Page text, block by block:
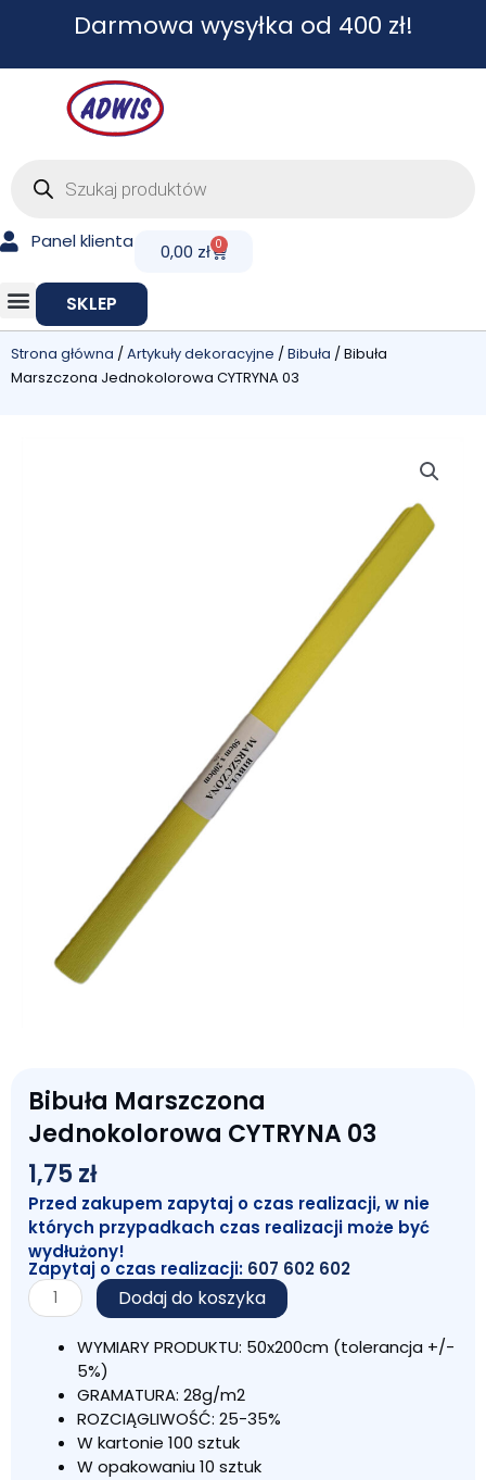
Darmowa wysyłka od 400 zł!
Panel klienta 0,00 zł 0
Cart
SKLEP
Strona główna /Artykuły dekoracyjne /Bibuła / Bibuła
Marszczona Jednokolorowa CYTRYNA 03
Bibuła Marszczona
Jednokolorowa CYTRYNA 03
1,75 zł
Przed zakupem zapytaj o czas realizacji, w nie
których przypadkach czas realizacji może być
wydłużony!
Zapytaj o czas realizacji: 607 602 602
ilość
Bibuła
Marszczona
Jednokolorowa
CYTRYNA
Dodaj do koszyka
WYMIARY PRODUKTU: 50x200cm (tolerancja +/-
5%)
GRAMATURA: 28g/m2
ROZCIĄGLIWOŚĆ: 25-35%
W kartonie 100 sztuk
W opakowaniu 10 sztuk